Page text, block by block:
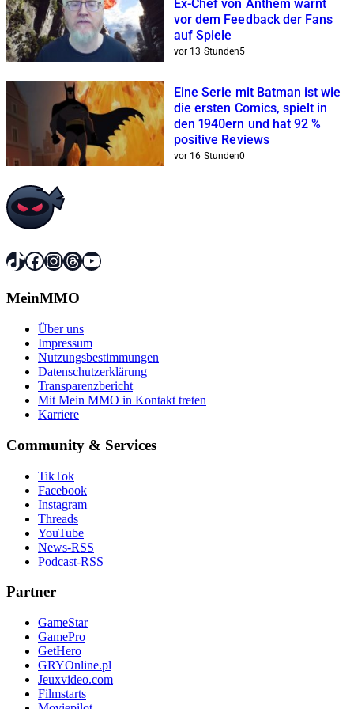
Ex-Chef von Anthem warnt
vor dem Feedback der Fans
auf Spiele
vor 13 Stunden5
Eine Serie mit Batman ist wie
die ersten Comics, spielt in
den 1940ern und hat 92 %
positive Reviews
vor 16 Stunden0
TikTok
Facebook
Instagram
Threads
YouTube
MeinMMO
Über uns
Impressum
Nutzungsbestimmungen
Datenschutzerklärung
Transparenzbericht
Mit Mein MMO in Kontakt treten
Karriere
Community & Services
TikTok
Facebook
Instagram
Threads
YouTube
News-RSS
Podcast-RSS
Partner
GameStar
GamePro
GetHero
GRYOnline.pl
Jeuxvideo.com
Filmstarts